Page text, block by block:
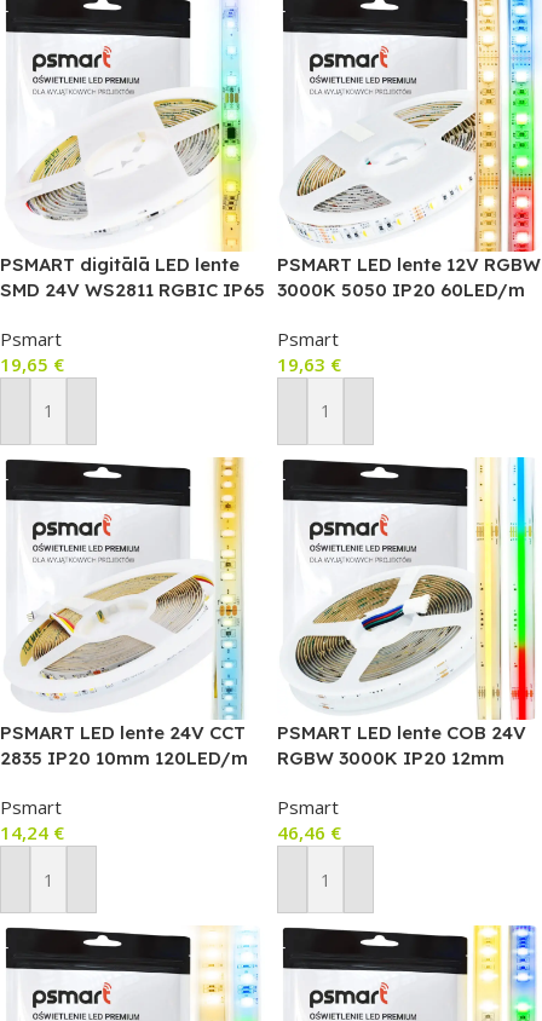
PSMART digitālā LED lente
SMD 24V WS2811 RGBIC IP65
Psmart
19,65 €
Pievienot Grozam
PSMART LED lente 12V RGBW
3000K 5050 IP20 60LED/m
Psmart
19,63 €
Pievienot Grozam
PSMART LED lente 24V CCT
2835 IP20 10mm 120LED/m
Psmart
14,24 €
Pievienot Grozam
PSMART LED lente COB 24V
RGBW 3000K IP20 12mm
Psmart
46,46 €
Pievienot Grozam